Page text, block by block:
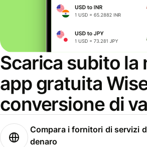
Scarica subito la
app gratuita
conversione di
Compara i fornitori di servizi
denaro